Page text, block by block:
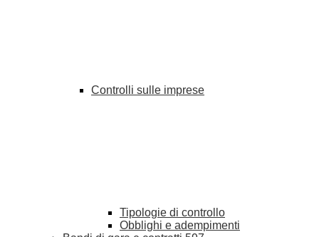
Controlli sulle imprese
Tipologie di controllo
Obblighi e adempimenti